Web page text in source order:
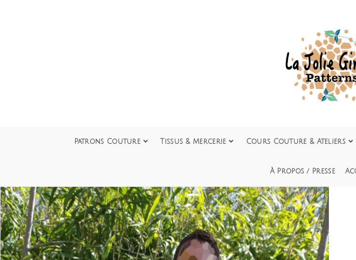
Patrons Couture Tissus & Mercerie Cours Couture & Ateliers
À Propos / Presse